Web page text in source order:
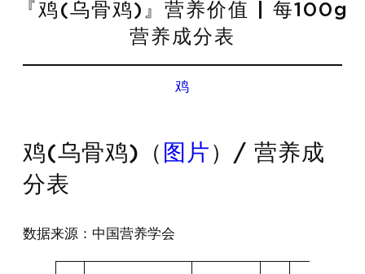
『鸡(乌骨鸡)』营养价值 | 每100g
营养成分表
鸡
鸡(乌骨鸡)（ 图片 ）/ 营养成
分表
数据来源：中国营养学会